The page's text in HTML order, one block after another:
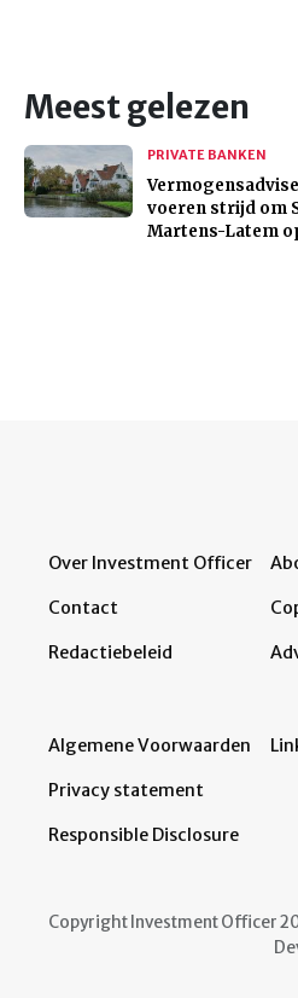
Meest gelezen
PRIVATE BANKEN
voeren strijd om
Martens-Latem
Over Investment Officer
Contact
Redactiebeleid
Algemene Voorwaarden
Privacy statement
Responsible Disclosure
Copyright Investment Officer